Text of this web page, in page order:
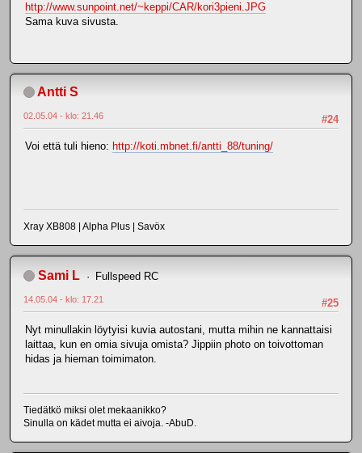
http://www.sunpoint.net/~keppi/CAR/kori3pieni.JPG
Sama kuva sivusta.
Antti S
#24
02.05.04 - klo: 21.46
Voi että tuli hieno: http://koti.mbnet.fi/antti_88/tuning/
Xray XB808 | Alpha Plus | Savöx
Sami L Fullspeed RC
#25
14.05.04 - klo: 17.21
Nyt minullakin löytyisi kuvia autostani, mutta mihin ne kannattaisi
laittaa, kun en omia sivuja omista? Jippiin photo on toivottoman
hidas ja hieman toimimaton.
Tiedätkö miksi olet mekaanikko?
Sinulla on kädet mutta ei aivoja. -AbuD.